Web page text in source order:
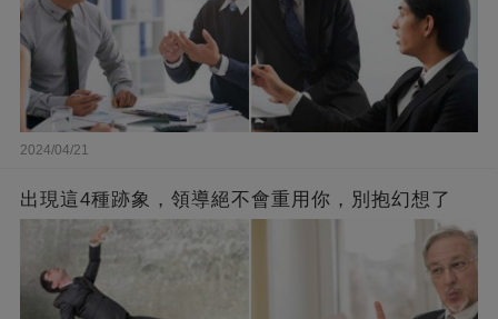
2024/04/21
出現這4種跡象，領導絕不會重用你，別抱幻想了